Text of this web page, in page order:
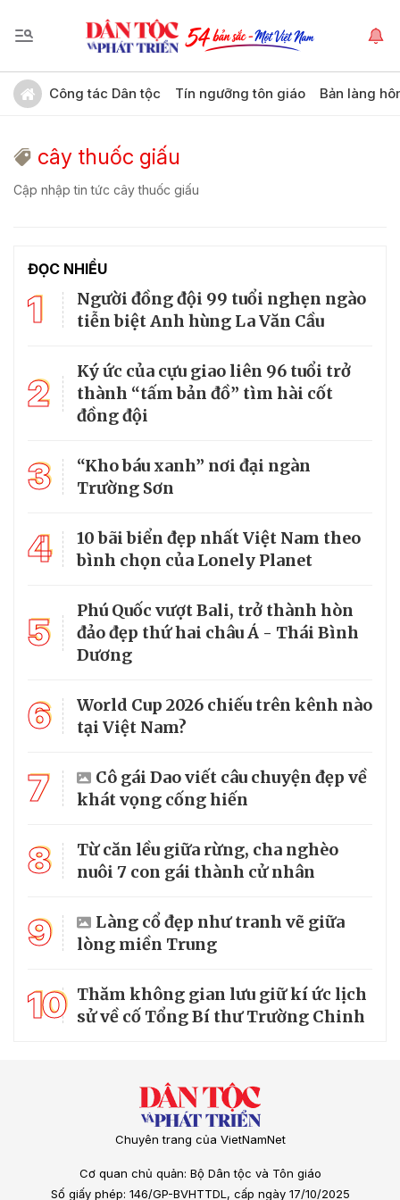
Công tác Dân tộc Tín ngưỡng tôn giáo Bản làng
cây thuốc giấu
Cập nhập tin tức cây thuốc giấu
ĐỌC NHIỀU
1
Người đồng đội 99 tuổi nghẹn ngào
tiễn biệt Anh hùng La Văn Cầu
2
Ký ức của cựu giao liên 96 tuổi trở
thành “tấm bản đồ” tìm hài cốt
đồng đội
3
“Kho báu xanh” nơi đại ngàn
Trường Sơn
4
10 bãi biển đẹp nhất Việt Nam theo
bình chọn của Lonely Planet
5
Phú Quốc vượt Bali, trở thành hòn
đảo đẹp thứ hai châu Á - Thái Bình
Dương
6
World Cup 2026 chiếu trên kênh nào
tại Việt Nam?
7
Cô gái Dao viết câu chuyện đẹp về
khát vọng cống hiến
8
Từ căn lều giữa rừng, cha nghèo
nuôi 7 con gái thành cử nhân
9
Làng cổ đẹp như tranh vẽ giữa
lòng miền Trung
10 Thăm không gian lưu giữ kí ức lịch
sử về cố Tổng Bí thư Trường Chinh
Chuyên trang của VietNamNet
Cơ quan chủ quản: Bộ Dân tộc và Tôn giáo
Số giấy phép: 146/GP-BVHTTDL, cấp ngày 17/10/2025